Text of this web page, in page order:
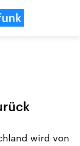
wird von